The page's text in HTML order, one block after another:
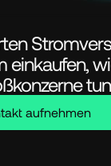
einkaufen,
tun
aufnehmen